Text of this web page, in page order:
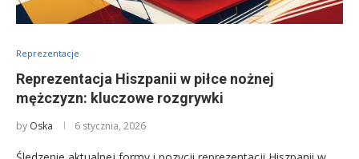
Reprezentacje
Reprezentacja Hiszpanii w piłce nożnej
mężczyzn: kluczowe rozgrywki
by Oska 6 stycznia, 2026